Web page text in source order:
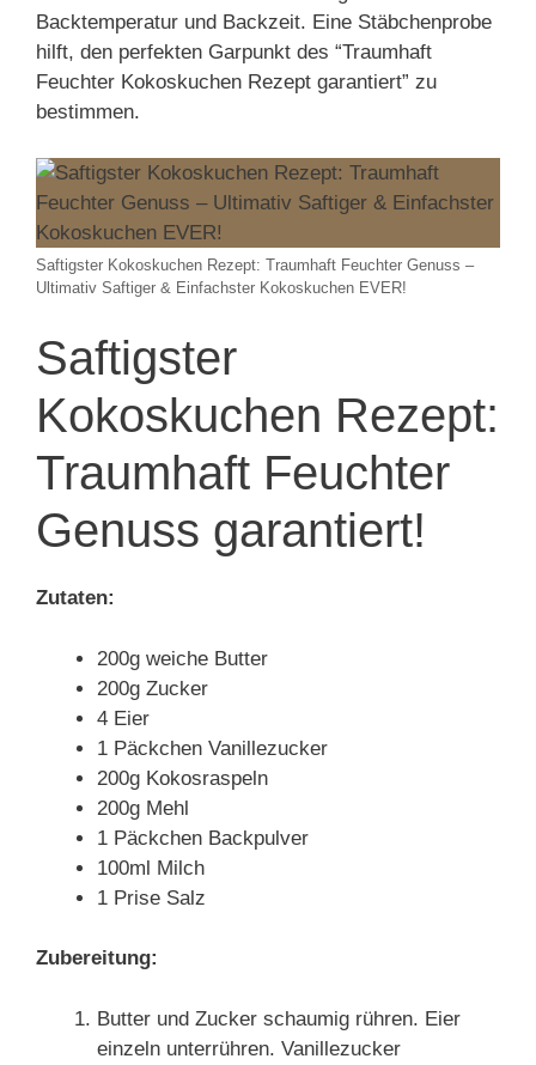
Backtemperatur und Backzeit. Eine Stäbchenprobe
hilft, den perfekten Garpunkt des “Traumhaft
Feuchter Kokoskuchen Rezept garantiert” zu
bestimmen.
Saftigster Kokoskuchen Rezept: Traumhaft Feuchter Genuss –
Ultimativ Saftiger & Einfachster Kokoskuchen EVER!
Saftigster
Kokoskuchen Rezept:
Traumhaft Feuchter
Genuss garantiert!
Zutaten:
200g weiche Butter
200g Zucker
4 Eier
1 Päckchen Vanillezucker
200g Kokosraspeln
200g Mehl
1 Päckchen Backpulver
100ml Milch
1 Prise Salz
Zubereitung:
Butter und Zucker schaumig rühren. Eier
einzeln unterrühren. Vanillezucker